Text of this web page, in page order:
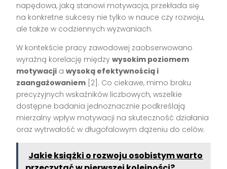
napędowa, jaką stanowi motywacja, przekłada się
na konkretne sukcesy nie tylko w nauce czy rozwoju,
ale także w codziennych wyzwaniach.
W kontekście pracy zawodowej zaobserwowano
wyraźną korelację międzywysokim poziomem
motywacji awysoką efektywnością i
zaangażowaniem [2] . Co ciekawe, mimo braku
precyzyjnych wskaźników liczbowych, wszelkie
dostępne badania jednoznacznie podkreślają
mierzalny wpływ motywacji na skuteczność działania
oraz wytrwałość w długofalowym dążeniu do celów.
Jakie książki o rozwoju osobistym warto